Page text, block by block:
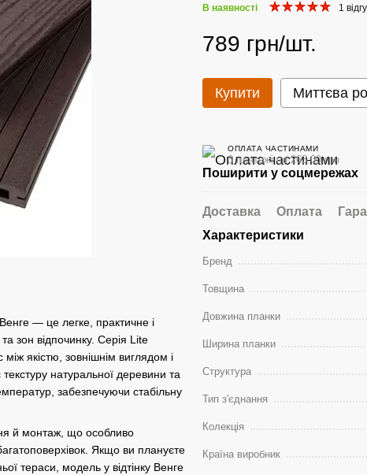
— це легке, практичне і
зон відпочинку. Серія Lite
якістю, зовнішнім виглядом і
натуральної деревини та
забезпечуючи стабільну
й монтаж, що особливо
Якщо ви плануєте
тераси, модель у відтінку Венге
В наявності 1
789 грн/шт.
Купити Миттєва
ОПЛАТА ЧАСТИНАМИ
3 платежі по 263.00 грн
Поширити у соцмережах
Доставка Оплата
Характеристики
Бренд
Товщина
Довжина планки
Ширина планки
Структура
Тип з'єднання
Колекція
Країна виробник